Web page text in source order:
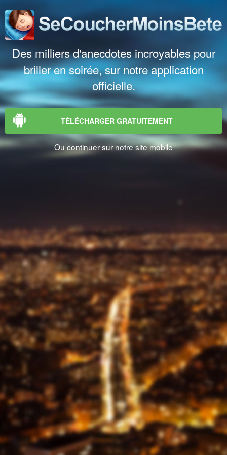
Des milliers d'anecdotes incroyables pour
briller en soirée, sur notre application
officielle.
TÉLÉCHARGER GRATUITEMENT
Ou continuer sur notre site mobile